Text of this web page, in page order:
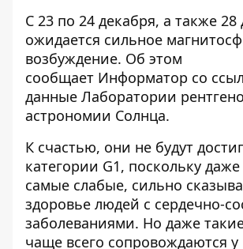
С 23 по 24 декабря, а также 28
ожидается сильное
возбуждение. Об этом
сообщает Информатор со
данные Лаборатории
астрономии Солнца.
К счастью, они не будут
категории G1, поскольку
самые слабые, сильно
здоровье людей с сердечно-
заболеваниями. Но даже
чаще всего сопровождаются у